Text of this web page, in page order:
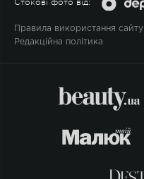
Правила використання сайту
Редакційна політика